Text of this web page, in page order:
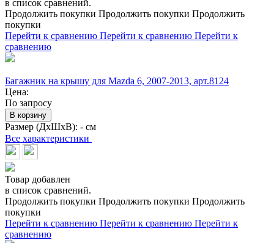
в список сравнений.
Продолжить покупки Продолжить покупки Продолжить
покупки
Перейти к сравнению Перейти к сравнению Перейти к
сравнению
Багажник на крышу для Mazda 6, 2007-2013, арт.8124
Цена:
По запросу
В корзину
Размер (ДхШхВ): - см
Все характеристики
Товар добавлен
в список сравнений.
Продолжить покупки Продолжить покупки Продолжить
покупки
Перейти к сравнению Перейти к сравнению Перейти к
сравнению